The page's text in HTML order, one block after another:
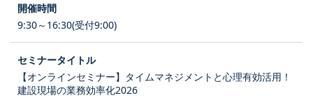
9:30～16:30(受付9:00)
【オンラインセミナー】タイムマネジメントと心理有効活用！
建設現場の業務効率化2026